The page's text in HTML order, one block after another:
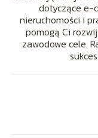
dotyczące e-
nieruchomości i
pomogą Ci
zawodowe cele.